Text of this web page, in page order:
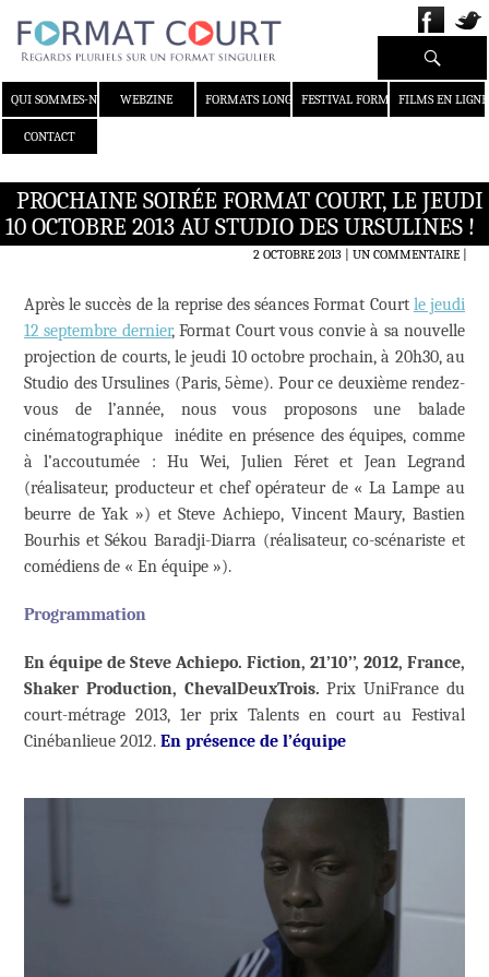
QUI SOMMES-NOUS ?WEBZINE FORMATS LONGS FESTIVAL FORMAT COURT
FILMS EN LIGNE
CONTACT
Recherche
PROCHAINE SOIRÉE FORMAT COURT, LE JEUDI
10 OCTOBRE 2013 AU STUDIO DES URSULINES !
2 OCTOBRE 2013 UN COMMENTAIRE|
Après le succès de la reprise des séances Format Court le jeudi
12 septembre dernier, Format Court vous convie à sa nouvelle
projection de courts, le jeudi 10 octobre prochain, à 20h30, au
Studio des Ursulines (Paris, 5ème). Pour ce deuxième rendez-
vous de l’année, nous vous proposons une balade
cinématographique inédite en présence des équipes, comme
à l’accoutumée : Hu Wei, Julien Féret et Jean Legrand
(réalisateur, producteur et chef opérateur de « La Lampe au
beurre de Yak ») et Steve Achiepo, Vincent Maury, Bastien
Bourhis et Sékou Baradji-Diarra (réalisateur, co-scénariste et
comédiens de « En équipe »).
Programmation
En équipe de Steve Achiepo. Fiction, 21’10’’, 2012, France,
Shaker Production, ChevalDeuxTrois. Prix UniFrance du
court-métrage 2013, 1er prix Talents en court au Festival
Cinébanlieue 2012. En présence de l’équipe